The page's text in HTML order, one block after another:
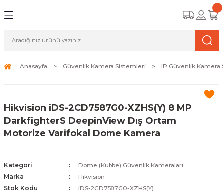
Sistemleri
Sistemleri (Network Kameraları)
ve Depolama Çözümleri
ve Bağlantı Kabloları
Kamera Lisansları
Güvenlik
Duvarı) Cihazları
Ağ Yönlendiricileri
Fi) ve Access Point Ürünleri
Antivirüs Yazılımları
ve Depolama Ürünleri
SSD
Kurtarma
Merkezi Altyapısı
Anasayfa Güvenlik Kamera Sistemleri IP Güvenlik Kamera
Hikvision iDS-2CD7587G0-XZHS(Y) 8 MP
DarkfighterS DeepinView Dış Ortam
Motorize Varifokal Dome Kamera
Kategori
Dome (Kubbe) Güvenlik Kameraları
Marka
Hikvision
Stok Kodu
iDS-2CD7587G0-XZHS(Y)